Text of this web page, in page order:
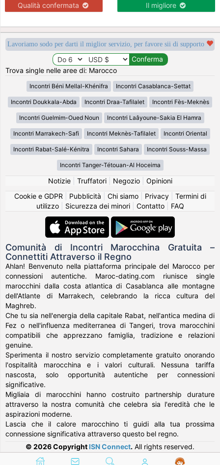
Qualità confermata Il migliore
Lavoriamo sodo per darti il miglior servizio, per favore sii di supporto
Trova single nelle aree di: Marocco
Incontri Béni Mellal-Khénifra Incontri Casablanca-Settat
Incontri Doukkala-Abda Incontri Draa-Tafilalet Incontri Fès-Meknès
Incontri Guelmim-Oued Noun Incontri Laâyoune-Sakia El Hamra
Incontri Marrakech-Safi Incontri Meknès-Tafilalet Incontri Oriental
Incontri Rabat-Salé-Kénitra Incontri Sahara Incontri Souss-Massa
Incontri Tanger-Tétouan-Al Hoceima
Notizie| Truffatori| Negozio| Opinioni
Cookie e GDPR
Pubblicità Chi siamo| Privacy| Termini di
utilizzo| Sicurezza dei minori| Contatto| FAQ
Comunità di Incontri Marocchina Gratuita –
Connettiti Attraverso il Regno
Ahlan! Benvenuto nella piattaforma principale del Marocco per
connessioni autentiche. Maroc-dating.com riunisce single
marocchini dalla costa atlantica di Casablanca alle montagne
dell'Atlante di Marrakech, celebrando la ricca cultura del
Maghreb.
Che tu sia nell'energia della capitale Rabat, nell'antica medina di
Fez o nell'influenza mediterranea di Tangeri, trova marocchini
compatibili che apprezzano famiglia, tradizione e relazioni
genuine.
Sperimenta il nostro servizio completamente gratuito onorando
l'ospitalità marocchina e i valori culturali. Nessuna tariffa
nascosta, solo opportunità autentiche per connessioni
significative.
Migliaia di marocchini hanno costruito partnership durature
attraverso la nostra comunità che celebra sia l'eredità che le
aspirazioni moderne.
Lascia che il calore marocchino ti guidi alla tua prossima
connessione significativa attraverso questo bel regno.
© 2026 Copyright ISN Connect. All rights reserved.